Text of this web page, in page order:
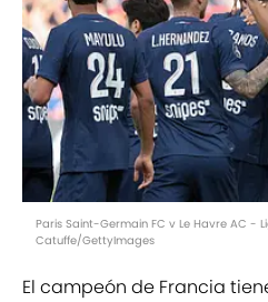
Paris Saint-Germain FC v Le Havre AC -
Catuffe/GettyImages
El campeón de Francia